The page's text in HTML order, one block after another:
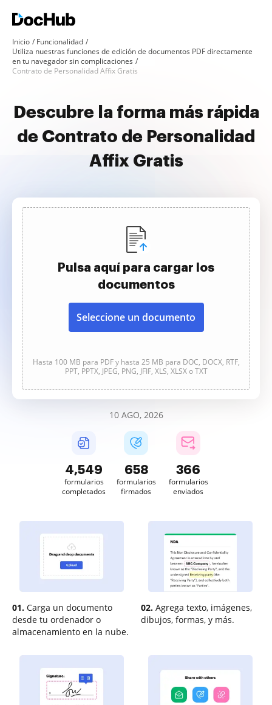
Inicio
Funcionalidad
Utiliza nuestras funciones de edición de documentos PDF directamente
en tu navegador sin complicaciones
Contrato de Personalidad Affix Gratis
Descubre la forma más rápida
de Contrato de Personalidad
Affix Gratis
Pulsa aquí para cargar los
documentos
Seleccione un documento
Hasta 100 MB para PDF y hasta 25 MB para DOC, DOCX, RTF,
PPT, PPTX, JPEG, PNG, JFIF, XLS, XLSX o TXT
10 AGO, 2026
4,551
formularios
completados
658
formularios
firmados
366
formularios
enviados
01. Carga un documento
desde tu ordenador o
almacenamiento en la nube.
02. Agrega texto, imágenes,
dibujos, formas, y más.